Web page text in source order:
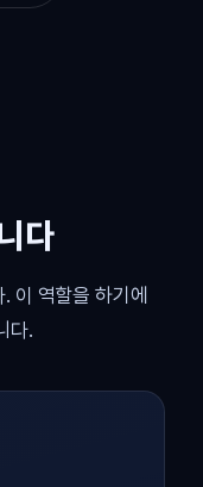
다
이 역할을 하기에
다.